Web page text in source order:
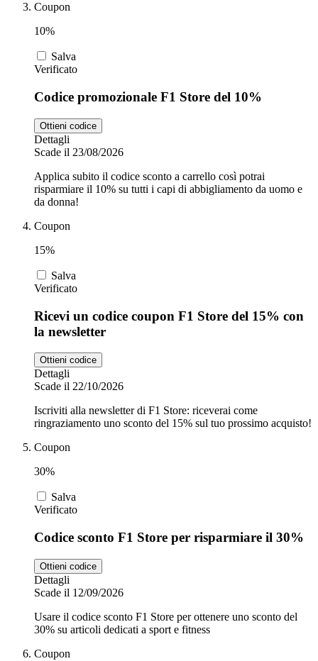
Coupon
10%
Salva
Verificato
Codice promozionale F1 Store del 10%
Ottieni codice
Dettagli
Scade il 23/08/2026
Applica subito il codice sconto a carrello così potrai
risparmiare il 10% su tutti i capi di abbigliamento da uomo e
da donna!
Coupon
15%
Salva
Verificato
Ricevi un codice coupon F1 Store del 15% con
la newsletter
Ottieni codice
Dettagli
Scade il 22/10/2026
Iscriviti alla newsletter di F1 Store: riceverai come
ringraziamento uno sconto del 15% sul tuo prossimo acquisto!
Coupon
30%
Salva
Verificato
Codice sconto F1 Store per risparmiare il 30%
Ottieni codice
Dettagli
Scade il 12/09/2026
Usare il codice sconto F1 Store per ottenere uno sconto del
30% su articoli dedicati a sport e fitness
Coupon